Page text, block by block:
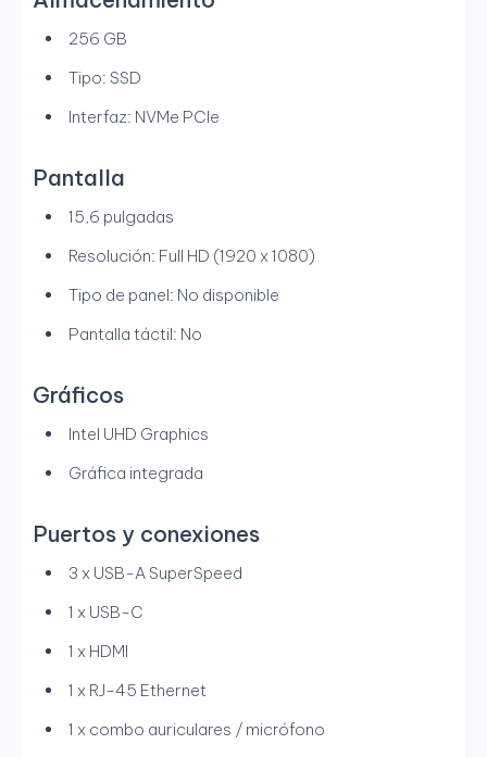
256 GB
Tipo: SSD
Interfaz: NVMe PCIe
Pantalla
15,6 pulgadas
Resolución: Full HD (1920 x 1080)
Tipo de panel: No disponible
Pantalla táctil: No
Gráficos
Intel UHD Graphics
Gráfica integrada
Puertos y conexiones
3 x USB-A SuperSpeed
1 x USB-C
1 x HDMI
1 x RJ-45 Ethernet
1 x combo auriculares / micrófono